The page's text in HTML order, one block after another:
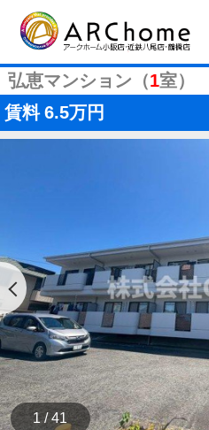
弘恵マンション（1室）
賃料 6.5万円
1 / 41